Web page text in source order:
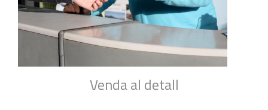
Venda al detall